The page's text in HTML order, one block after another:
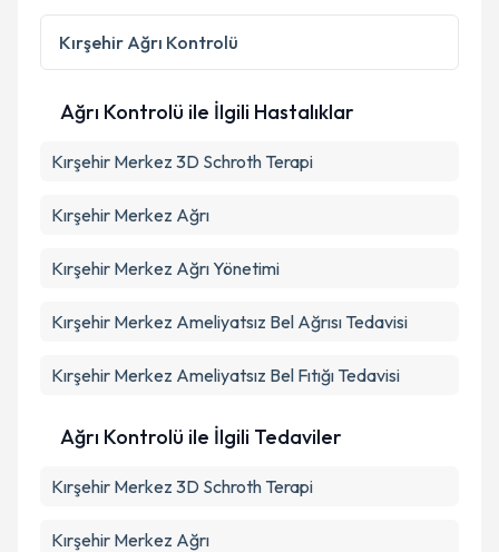
Kişisel verilerimin işlenmesine ilişkinAydınlatma
Metni'ni okudum ve kişisel verilerimin belirtilen
kapsamda işlenmesini kabul ediyorum.
Takvim Talebini Gönder
Kırşehir Ağrı Kontrolü
Ağrı Kontrolü ile İlgili Hastalıklar
Kırşehir Merkez 3D Schroth Terapi
Kırşehir Merkez Ağrı
Kırşehir Merkez Ağrı Yönetimi
Kırşehir Merkez Ameliyatsız Bel Ağrısı Tedavisi
Kırşehir Merkez Ameliyatsız Bel Fıtığı Tedavisi
Ağrı Kontrolü ile İlgili Tedaviler
Kırşehir Merkez 3D Schroth Terapi
Kırşehir Merkez Ağrı